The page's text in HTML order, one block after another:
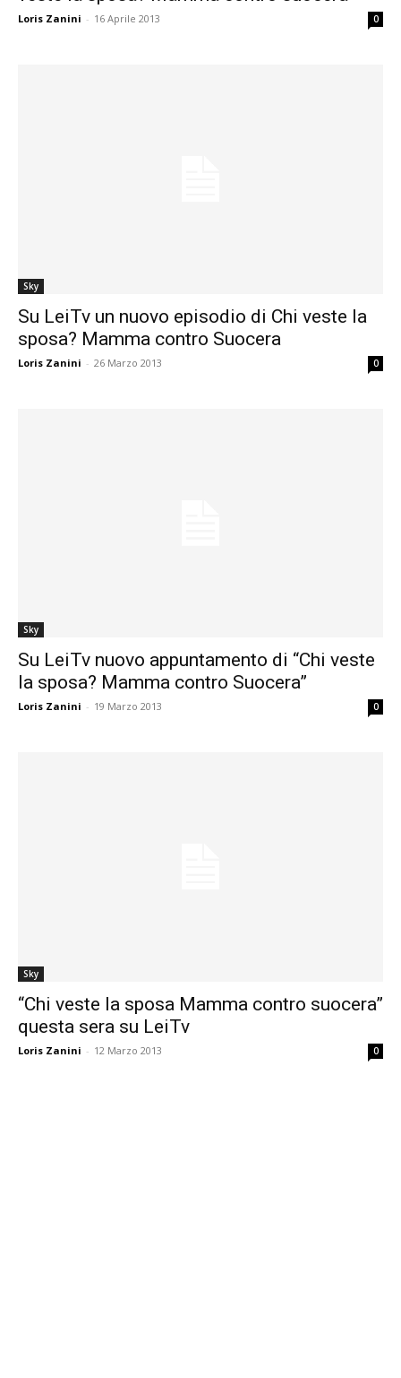
Loris Zanini - 16 Aprile 2013 0
Sky
Su LeiTv un nuovo episodio di Chi veste la
sposa? Mamma contro Suocera
Loris Zanini - 26 Marzo 2013 0
Sky
Su LeiTv nuovo appuntamento di “Chi veste
la sposa? Mamma contro Suocera”
Loris Zanini - 19 Marzo 2013 0
Sky
“Chi veste la sposa Mamma contro suocera”
questa sera su LeiTv
Loris Zanini - 12 Marzo 2013 0